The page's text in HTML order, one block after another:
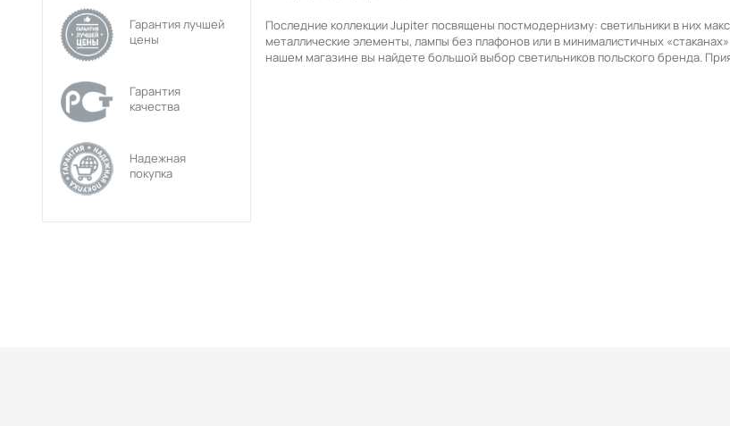
Последние коллекции Jupiter посвящены постмодернизму: светильники в них
металлические элементы, лампы без плафонов или в минималистичных
нашем магазине вы найдете большой выбор светильников польского бренда.
Гарантия лучшей
цены
Гарантия
качества
Надежная
покупка